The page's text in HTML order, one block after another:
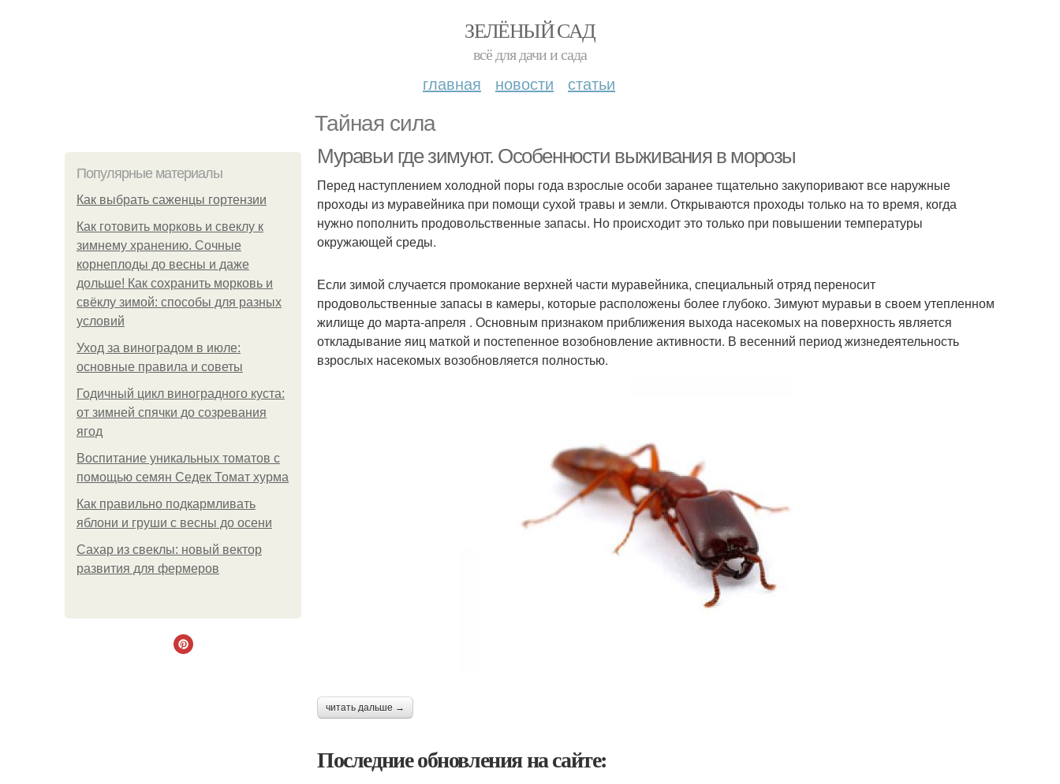
ЗЕЛЁНЫЙ САД
всё для дачи и сада
главная новости статьи
Тайная сила
Популярные материалы
Как выбрать саженцы гортензии
Как готовить морковь и свеклу к
зимнему хранению. Сочные
корнеплоды до весны и даже
дольше! Как сохранить морковь и
свёклу зимой: способы для разных
условий
Уход за виноградом в июле:
основные правила и советы
Годичный цикл виноградного куста:
от зимней спячки до созревания
ягод
Воспитание уникальных томатов с
помощью семян Седек Томат хурма
Как правильно подкармливать
яблони и груши с весны до осени
Сахар из свеклы: новый вектор
развития для фермеров
Муравьи где зимуют. Особенности выживания в морозы
Перед наступлением холодной поры года взрослые особи заранее тщательно закупоривают все наружные
проходы из муравейника при помощи сухой травы и земли. Открываются проходы только на то время, когда
нужно пополнить продовольственные запасы. Но происходит это только при повышении температуры
окружающей среды.
Если зимой случается промокание верхней части муравейника, специальный отряд переносит
продовольственные запасы в камеры, которые расположены более глубоко. Зимуют муравьи в своем утепленном
жилище до марта-апреля . Основным признаком приближения выхода насекомых на поверхность является
откладывание яиц маткой и постепенное возобновление активности. В весенний период жизнедеятельность
взрослых насекомых возобновляется полностью.
читать дальше →
Последние обновления на сайте: